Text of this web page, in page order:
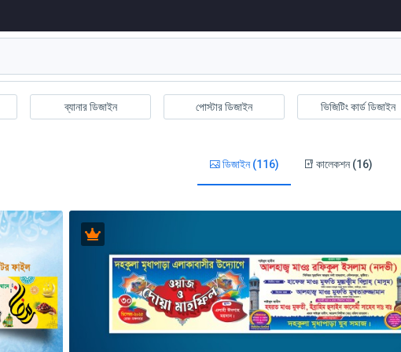
ব্যানার ডিজাইন পোস্টার ডিজাইন ভিজিটিং কার্ড ডিজাইন
ডিজাইন (116) কালেকশন (16)